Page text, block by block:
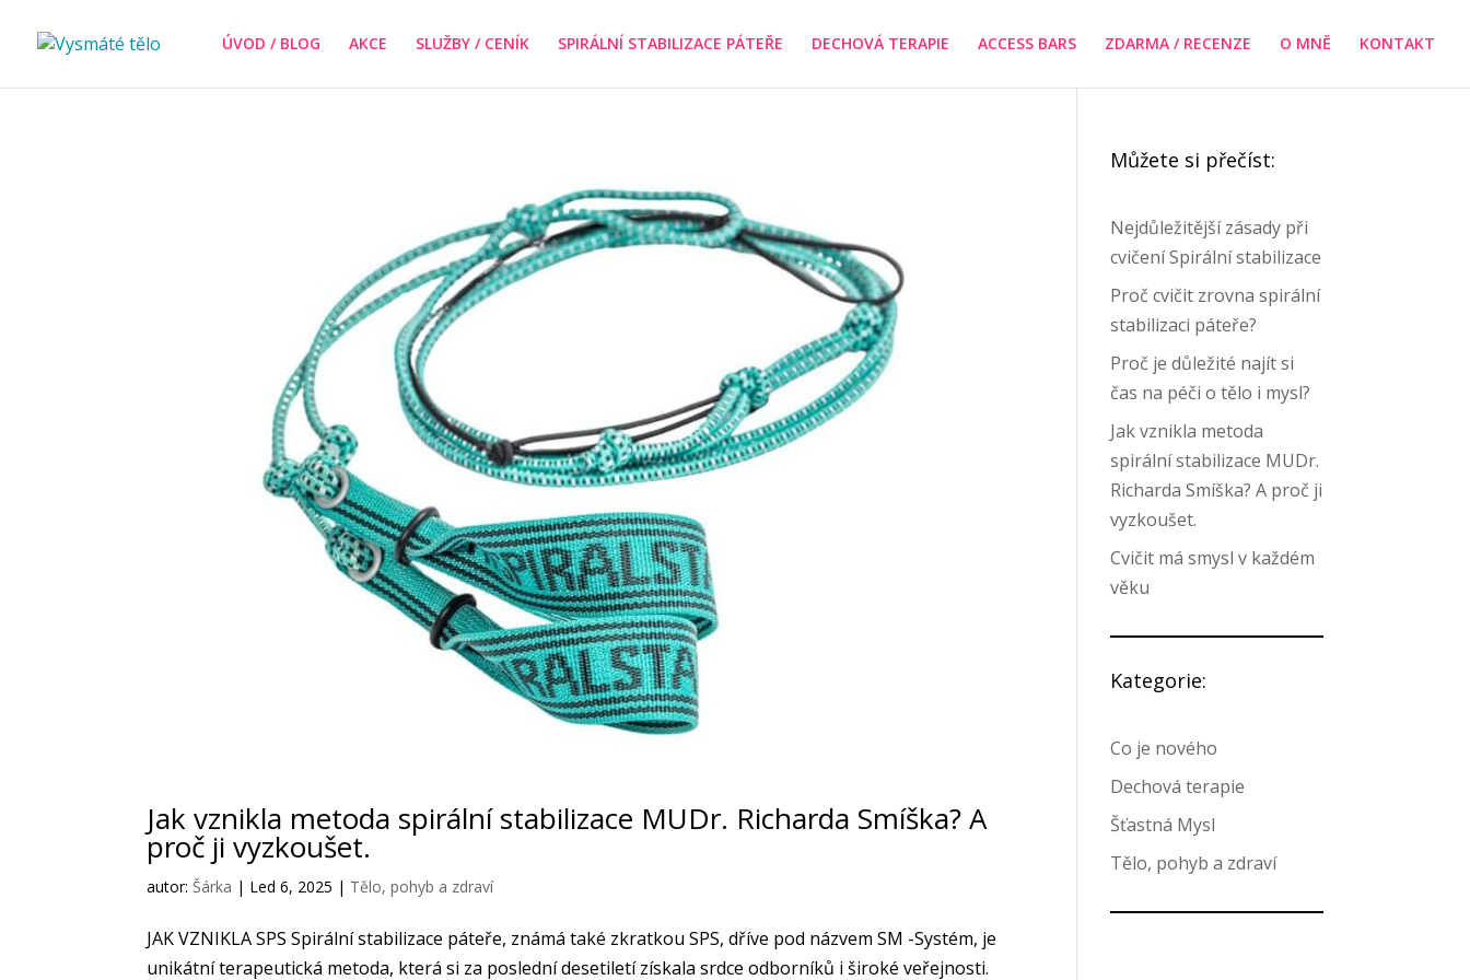
ÚVOD / BLOG AKCE SLUŽBY / CENÍK SPIRÁLNÍ STABILIZACE PÁTEŘE DECHOVÁ TERAPIE ACCESS BARS ZDARMA / RECENZE O MNĚ KONTAKT
Jak vznikla metoda spirální stabilizace MUDr. Richarda Smíška? A
proč ji vyzkoušet.
autor:Šárka | Led 6, 2025 | Tělo, pohyb a zdraví
JAK VZNIKLA SPS Spirální stabilizace páteře, známá také zkratkou SPS, dříve pod názvem SM -Systém, je
unikátní terapeutická metoda, která si za poslední desetiletí získala srdce odborníků i široké veřejnosti.
Můžete si přečíst:
Nejdůležitější zásady při
cvičení Spirální stabilizace
Proč cvičit zrovna spirální
stabilizaci páteře?
Proč je důležité najít si
čas na péči o tělo i mysl?
Jak vznikla metoda
spirální stabilizace MUDr.
Richarda Smíška? A proč ji
vyzkoušet.
Cvičit má smysl v každém
věku
Kategorie:
Co je nového
Dechová terapie
Šťastná Mysl
Tělo, pohyb a zdraví